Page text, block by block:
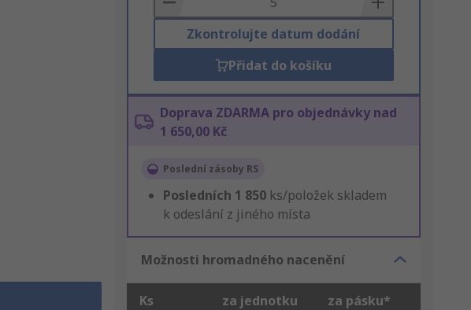
Zkontrolujte datum dodání
Přidat do košíku
Doprava ZDARMA pro objednávky nad
1 650,00 Kč
Poslední zásoby RS
Posledních 1 850 ks/položek skladem
k odeslání z jiného místa
Možnosti hromadného nacenění
Ks za jednotku za pásku*